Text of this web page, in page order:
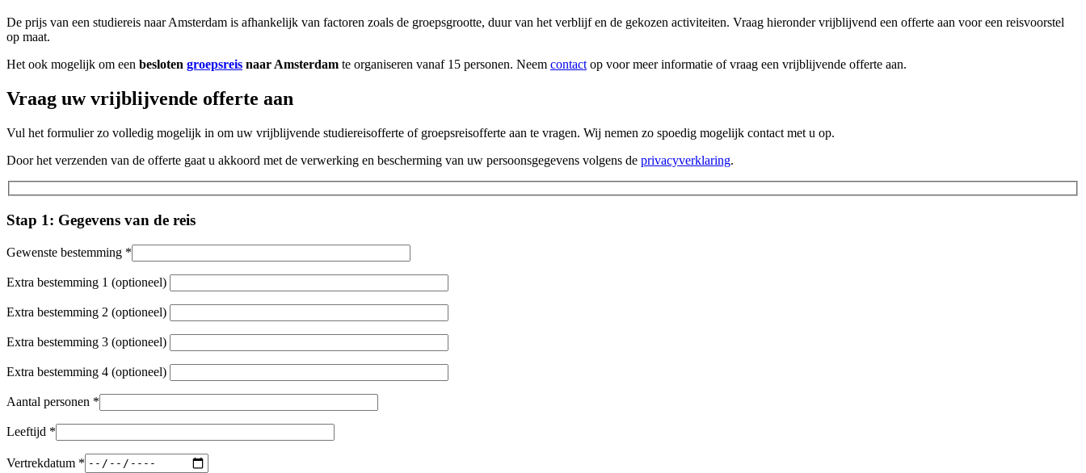
De prijs van een studiereis naar Amsterdam is afhankelijk van factoren zoals de groepsgrootte, duur van het verblijf en de gekozen activiteiten. Vraag hieronder vrijblijvend een offerte aan voor een reisvoorstel
op maat.
Het ook mogelijk om een besloten groepsreis naar Amsterdam te organiseren vanaf 15 personen. Neem contact op voor meer informatie of vraag een vrijblijvende offerte aan.
Vraag uw vrijblijvende offerte aan
Vul het formulier zo volledig mogelijk in om uw vrijblijvende studiereisofferte of groepsreisofferte aan te vragen. Wij nemen zo spoedig mogelijk contact met u op.
Door het verzenden van de offerte gaat u akkoord met de verwerking en bescherming van uw persoonsgegevens volgens de privacyverklaring.
Stap 1: Gegevens van de reis
Gewenste bestemming *
Extra bestemming 1 (optioneel)
Extra bestemming 2 (optioneel)
Extra bestemming 3 (optioneel)
Extra bestemming 4 (optioneel)
Aantal personen *
Leeftijd *
Vertrekdatum *